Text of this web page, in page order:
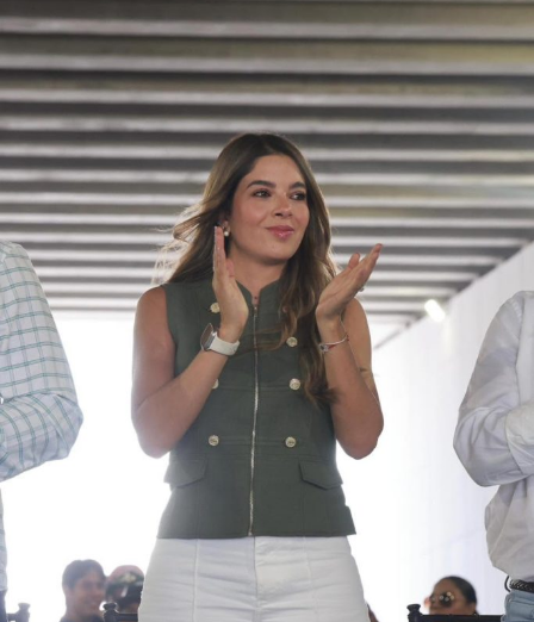
— Monica Garza
(@monicagarzag)11 de
enero de 2019
A Fernando Luján siempre
lo recordaré como uno de
los muy poquitos actores
que podían con todos los
géneros, un primer actor
de a deveras (no como a
los que les agregan ese
“mote” como premio de
consolación) y un gran
conversador.
Descanse en paz ??